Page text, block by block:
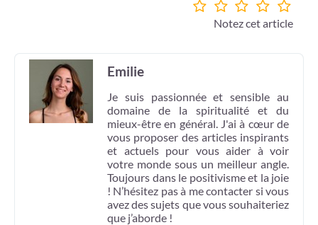
Notez cet article
Emilie
Je suis passionnée et sensible au
domaine de la spiritualité et du
mieux-être en général. J'ai à cœur de
vous proposer des articles inspirants
et actuels pour vous aider à voir
votre monde sous un meilleur angle.
Toujours dans le positivisme et la joie
! N’hésitez pas à me contacter si vous
avez des sujets que vous souhaiteriez
que j’aborde !